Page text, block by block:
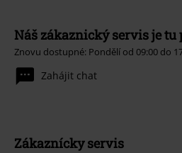
Náš zákaznický servis je tu
Znovu dostupné: Pondělí od 09:00 do
Zahájit chat
Zákaznícky servis